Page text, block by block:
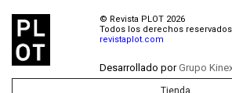
© Revista PLOT 2026
Todos los derechos reservados
revistaplot.com
Desarrollado porGrupo
Tienda